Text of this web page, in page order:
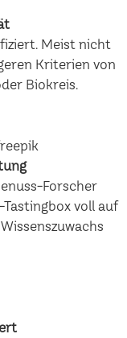
Meist nicht
Kriterien von
Biokreis.
Forscher
voll auf